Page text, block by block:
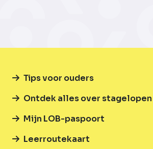
Tips voor ouders
Ontdek alles over stagelopen
Mijn LOB-paspoort
Leerroutekaart